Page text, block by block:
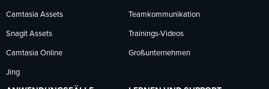
Camtasia Assets
Snagit Assets
Camtasia Online
Jing
Teamkommunikation
Trainings-Videos
Großunternehmen